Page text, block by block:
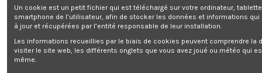
Gratuit pour 1668 points
Un cookie est un petit fichier qui est téléchargé sur votre ordinateur,
smartphone de l’utilisateur, afin de stocker les données et informations
à jour et récupérées par l’entité responsable de leur installation.
Les informations recueillies par le biais de cookies peuvent comprendre la
visiter le site web, les différents onglets que vous avez joué ou météo qui
même.